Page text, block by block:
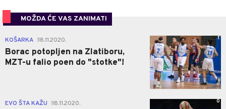
MOŽDA ĆE VAS ZANIMATI
KOŠARKA 18.11.2020.
Borac potopljen na Zlatiboru,
MZT-u falio poen do "stotke"!
1
EVO ŠTA KAŽU 18.11.2020. 0